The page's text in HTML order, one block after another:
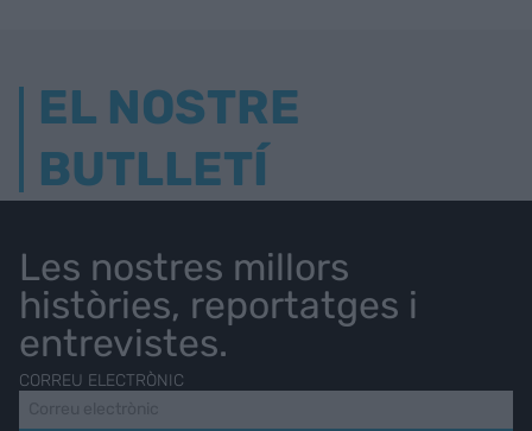
EL NOSTRE
BUTLLETÍ
Les nostres millors
històries, reportatges i
entrevistes.
CORREU ELECTRÒNIC